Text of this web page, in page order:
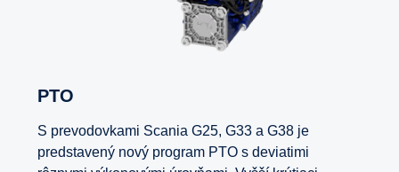
PTO
S prevodovkami Scania G25, G33 a G38 je
predstavený nový program PTO s deviatimi